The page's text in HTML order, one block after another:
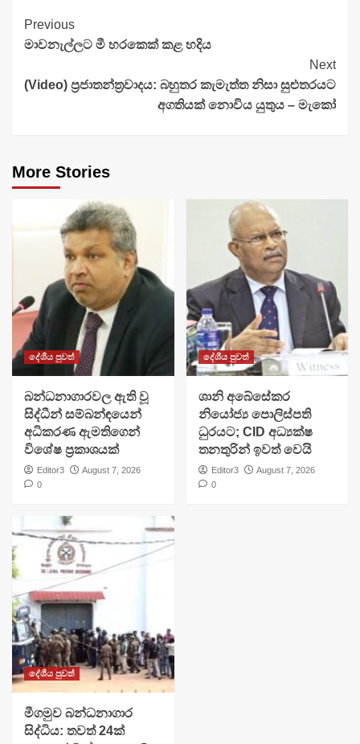
Continue
Reading
Previous
මාවනැල්ලට මී හරකෙක් කළ හදිය
Next
(Video) ප්‍රජාතන්ත්‍රවාදය: බහුතර කැමැත්ත නිසා සුළුතරයට
අගතියක් නොවිය යුතුය – මැකෝ
More Stories
දේශීය පුවත්
බන්ධනාගාරවල ඇති වූ
සිද්ධීන් සම්බන්ඳයෙන්
අධිකරණ ඇමතිගෙන්
විශේෂ ප්‍රකාශයක්
Editor3
August 7, 2026
0
දේශීය පුවත්
ශානි අබේසේකර
නියෝජ්‍ය පොලිස්පති
ධුරයට; CID අධ්‍යක්ෂ
තනතුරින් ඉවත් වෙයි
Editor3
August 7, 2026
0
දේශීය පුවත්
මීගමුව බන්ධනාගාර
සිද්ධිය: තවත් 24ක්